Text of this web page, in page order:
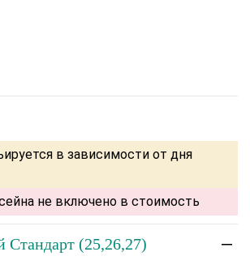
в зависимости от дня
не включено в стоимость
Стандарт (25,26,27)